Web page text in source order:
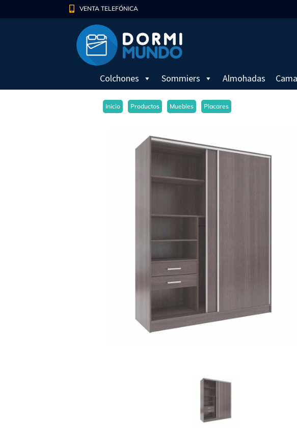
VENTA TELEFÓNICA
Colchones Sommiers Almohadas
Inicio Productos Muebles Placares